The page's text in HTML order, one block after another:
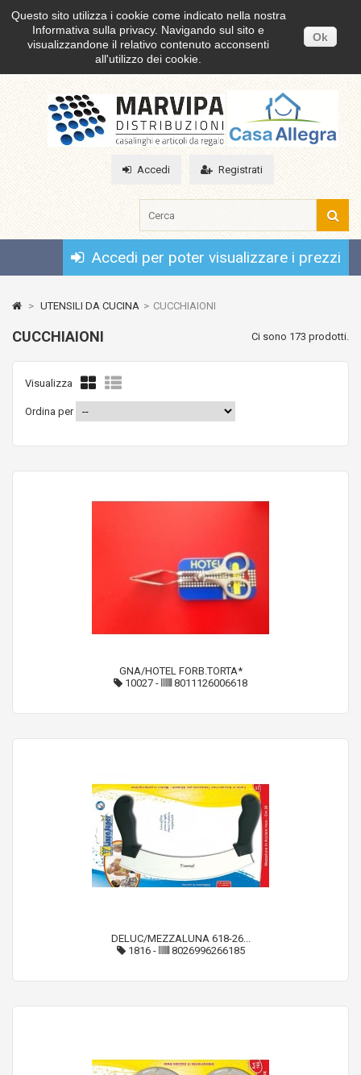
Questo sito utilizza i cookie come indicato nella nostra
Informativa sulla privacy. Navigando sul sito e
visualizzandone il relativo contenuto acconsenti
all'utilizzo dei cookie.
Ok
Accedi Registrati
Accedi per poter visualizzare i prezzi
> UTENSILI DA CUCINA > CUCCHIAIONI
CUCCHIAIONI Ci sono 173 prodotti.
Visualizza
Ordina per
GNA/HOTEL FORB.TORTA*
10027 - 8011126006618
DELUC/MEZZALUNA 618-26...
1816- 8026996266185